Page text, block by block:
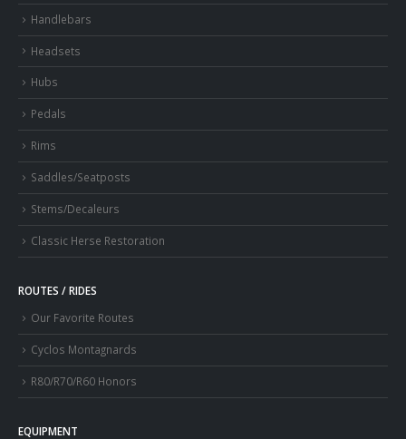
Handlebars
Headsets
Hubs
Pedals
Rims
Saddles/Seatposts
Stems/Decaleurs
Classic Herse Restoration
ROUTES / RIDES
Our Favorite Routes
Cyclos Montagnards
R80/R70/R60 Honors
EQUIPMENT